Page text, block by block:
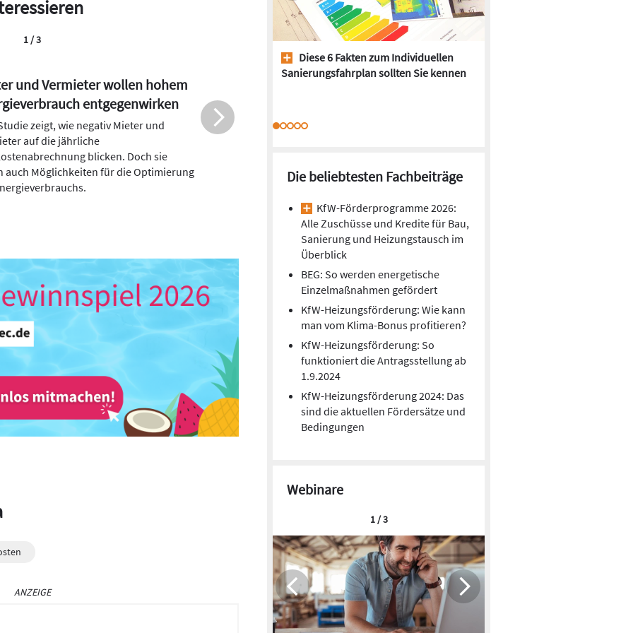
am Referentenentwurf zur
der Heizkostenverordnung
Heizkostenverordnung bringt neue
mit sich. Der
Bundesverband hat
Grund zur Kritik.
2 / 3
ANZEIGE
Diese 6 Fakten zum Individuellen
Sanierungsfahrplan sollten Sie kennen
Die beliebtesten Fachbeiträge
KfW-Förderprogramme 2026:
Alle Zuschüsse und Kredite für Bau,
Sanierung und Heizungstausch im
Überblick
BEG: So werden energetische
Einzelmaßnahmen gefördert
KfW-Heizungsförderung: Wie kann
man vom Klima-Bonus profitieren?
KfW-Heizungsförderung: So
funktioniert die Antragsstellung ab
1.9.2024
KfW-Heizungsförderung 2024: Das
sind die aktuellen Fördersätze und
Bedingungen
Webinare
1 / 3